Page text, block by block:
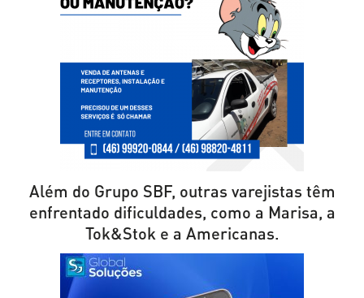
Além do Grupo SBF, outras varejistas têm
enfrentado dificuldades, como a Marisa, a
Tok&Stok e a Americanas.